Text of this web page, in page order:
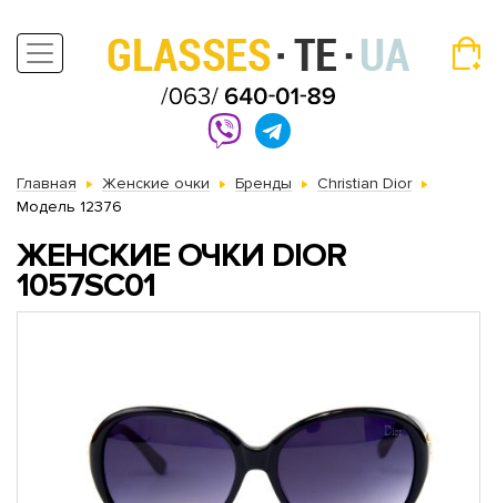
Главная Женские очки Бренды
Christian Dior
Модель 12376
ЖЕНСКИЕ ОЧКИ DIOR
1057SC01